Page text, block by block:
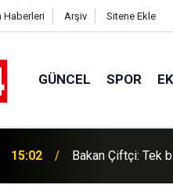
Haberleri Arşiv Sitene Ekle
GÜNCEL SPOR
14:39
Filistin
gündeminde canlı